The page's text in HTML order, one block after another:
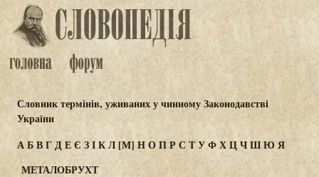
Словник термінів, уживаних у чинному Законодавстві
України
АБВГДЕЄ ЗІКЛ[М] НОПР С ТУФХЦЧШЮЯ
МЕТАЛОБРУХТ